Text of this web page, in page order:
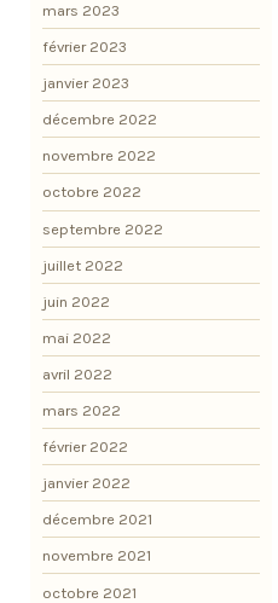
mars 2023
février 2023
janvier 2023
décembre 2022
novembre 2022
octobre 2022
septembre 2022
juillet 2022
juin 2022
mai 2022
avril 2022
mars 2022
février 2022
janvier 2022
décembre 2021
novembre 2021
octobre 2021